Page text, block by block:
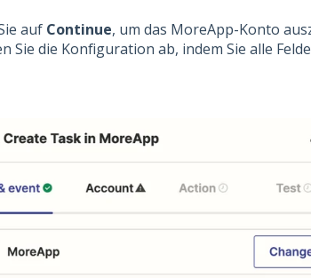
auf Continue, um das MoreApp-Konto
Sie die Konfiguration ab, indem Sie alle